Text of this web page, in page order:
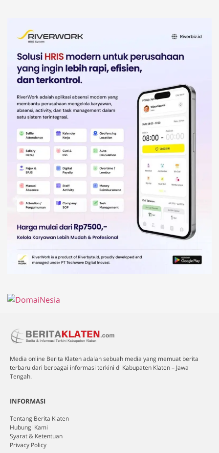
Media online Berita Klaten adalah sebuah media yang memuat berita
terbaru dari berbagai informasi terkini di Kabupaten Klaten – Jawa
Tengah.
INFORMASI
Tentang Berita Klaten
Hubungi Kami
Syarat & Ketentuan
Privacy Policy